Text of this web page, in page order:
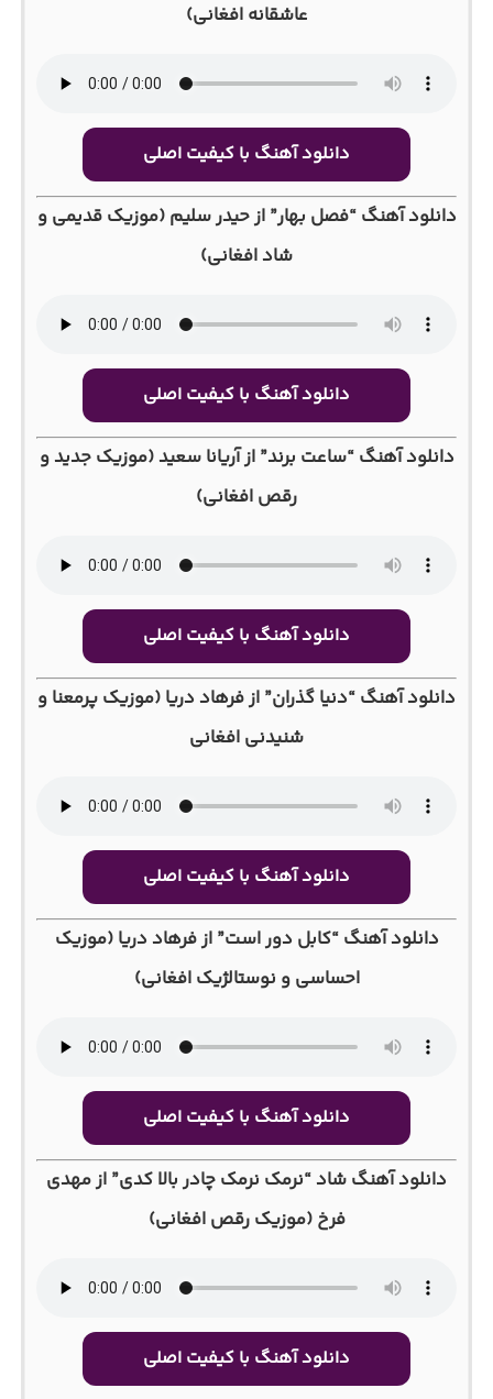
عاشقانه افغانی)
دانلود آهنگ با کیفیت اصلی
دانلود آهنگ “فصل بهار” از حیدر سلیم (موزیک قدیمی و
شاد افغانی)
دانلود آهنگ با کیفیت اصلی
دانلود آهنگ “ساعت برند” از آریانا سعید (موزیک جدید و
رقص افغانی)
دانلود آهنگ با کیفیت اصلی
دانلود آهنگ “دنیا گذران” از فرهاد دریا (موزیک پرمعنا و
شنیدنی افغانی
دانلود آهنگ با کیفیت اصلی
دانلود آهنگ “کابل دور است” از فرهاد دریا (موزیک
احساسی و نوستالژیک افغانی)
دانلود آهنگ با کیفیت اصلی
دانلود آهنگ شاد “نرمک نرمک چادر بالا کدی” از مهدی
فرخ (موزیک رقص افغانی)
دانلود آهنگ با کیفیت اصلی